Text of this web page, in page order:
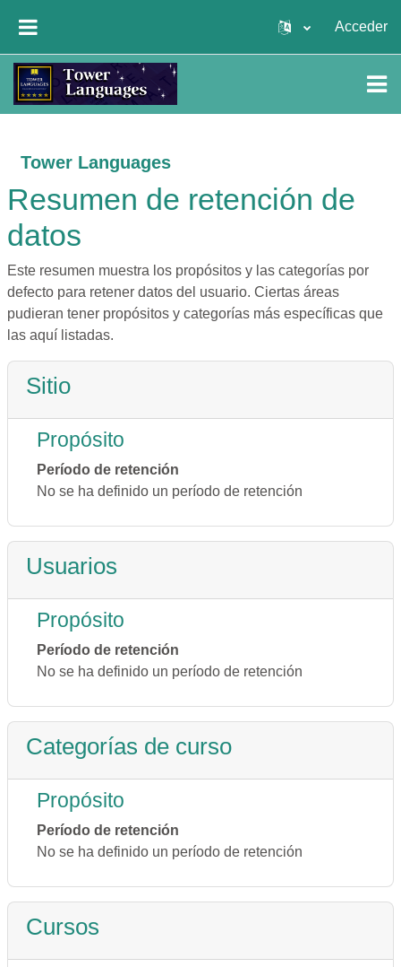
Acceder
Tower Languages
Resumen de retención de
datos
Este resumen muestra los propósitos y las categorías por
defecto para retener datos del usuario. Ciertas áreas
pudieran tener propósitos y categorías más específicas que
las aquí listadas.
Sitio
Propósito
Período de retención
No se ha definido un período de retención
Usuarios
Propósito
Período de retención
No se ha definido un período de retención
Categorías de curso
Propósito
Período de retención
No se ha definido un período de retención
Cursos